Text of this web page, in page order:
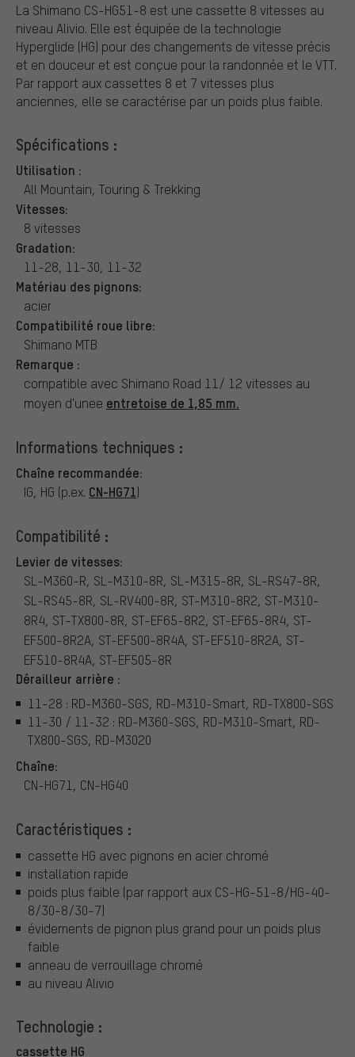
La Shimano CS-HG51-8 est une cassette 8 vitesses au
niveau Alivio. Elle est équipée de la technologie
Hyperglide (HG) pour des changements de vitesse précis
et en douceur et est conçue pour la randonnée et le VTT.
Par rapport aux cassettes 8 et 7 vitesses plus
anciennes, elle se caractérise par un poids plus faible.
Spécifications :
Utilisation :
All Mountain, Touring & Trekking
Vitesses:
8 vitesses
Gradation:
11-28, 11-30, 11-32
Matériau des pignons:
acier
Compatibilité roue libre:
Shimano MTB
Remarque :
compatible avec Shimano Road 11/ 12 vitesses au
moyen d'unee entretoise de 1,85 mm.
Informations techniques :
Chaîne recommandée:
IG, HG (p.ex. CN-HG71)
Compatibilité :
Levier de vitesses:
SL-M360-R, SL-M310-8R, SL-M315-8R, SL-RS47-8R,
SL-RS45-8R, SL-RV400-8R, ST-M310-8R2, ST-M310-
8R4, ST-TX800-8R, ST-EF65-8R2, ST-EF65-8R4, ST-
EF500-8R2A, ST-EF500-8R4A, ST-EF510-8R2A, ST-
EF510-8R4A, ST-EF505-8R
Dérailleur arrière :
11-28 : RD-M360-SGS, RD-M310-Smart, RD-TX800-SGS
11-30 / 11-32 : RD-M360-SGS, RD-M310-Smart, RD-
TX800-SGS, RD-M3020
Chaîne:
CN-HG71, CN-HG40
Caractéristiques :
cassette HG avec pignons en acier chromé
installation rapide
poids plus faible (par rapport aux CS-HG-51-8/HG-40-
8/30-8/30-7)
évidements de pignon plus grand pour un poids plus
faible
anneau de verrouillage chromé
au niveau Alivio
Technologie :
cassette HG